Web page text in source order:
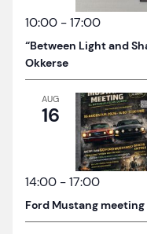
10:00 -17:00
“Between Light and
Okkerse
AUG
16
14:00 -17:00
Ford Mustang